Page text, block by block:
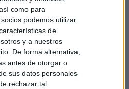
como para
podemos utilizar
de
y a nuestros
De forma alternativa,
antes de otorgar o
sus datos personales
rechazar tal